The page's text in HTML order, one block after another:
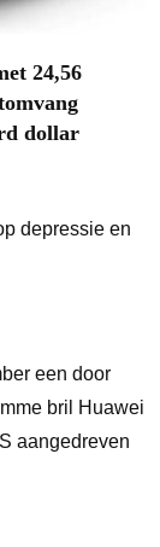
24,56
dollar
depressie en
een door
bril Huawei
aangedreven